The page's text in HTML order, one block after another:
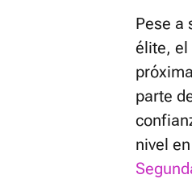
Pese a
élite, el
parte
nivel